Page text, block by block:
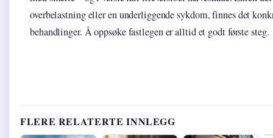
overbelastning eller en underliggende sykdom, finnes det
behandlinger. Å oppsøke fastlegen er alltid et godt første steg.
FLERE RELATERTE INNLEGG